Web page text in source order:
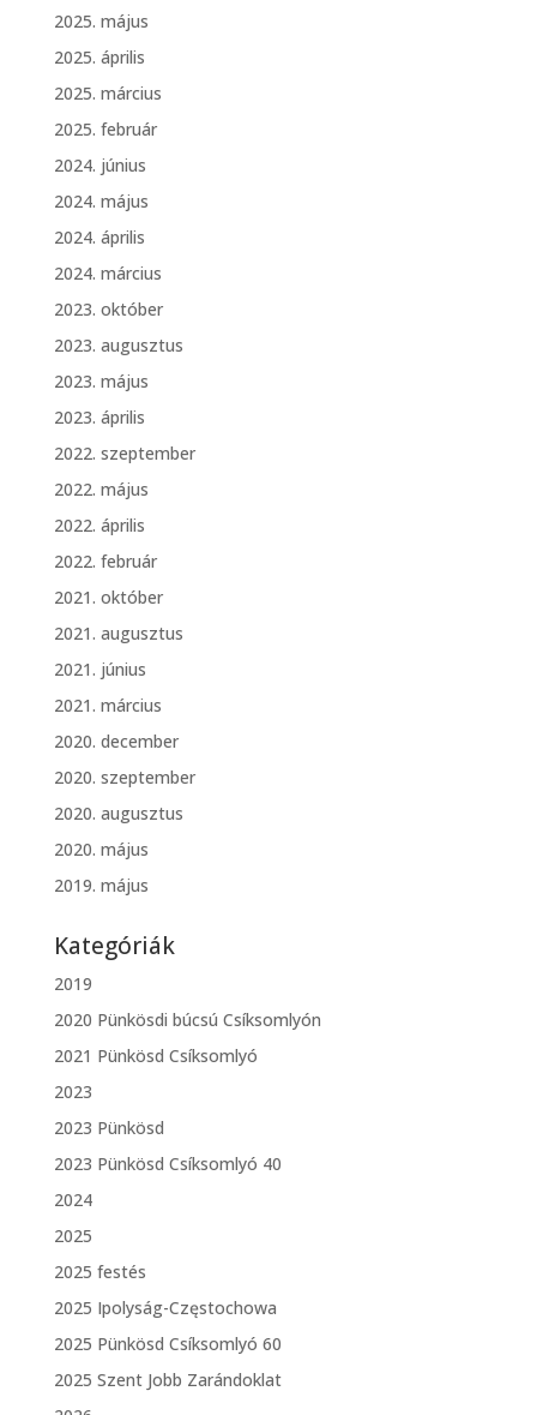
2025. május
2025. április
2025. március
2025. február
2024. június
2024. május
2024. április
2024. március
2023. október
2023. augusztus
2023. május
2023. április
2022. szeptember
2022. május
2022. április
2022. február
2021. október
2021. augusztus
2021. június
2021. március
2020. december
2020. szeptember
2020. augusztus
2020. május
2019. május
Kategóriák
2019
2020 Pünkösdi búcsú Csíksomlyón
2021 Pünkösd Csíksomlyó
2023
2023 Pünkösd
2023 Pünkösd Csíksomlyó 40
2024
2025
2025 festés
2025 Ipolyság-Częstochowa
2025 Pünkösd Csíksomlyó 60
2025 Szent Jobb Zarándoklat